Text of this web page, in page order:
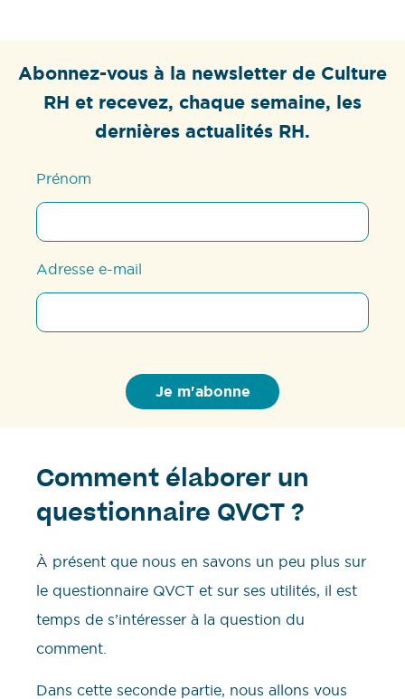
Abonnez-vous à la newsletter de Culture
RH et recevez, chaque semaine, les
dernières actualités RH.
Prénom
Adresse e-mail
Comment élaborer un
questionnaire QVCT ?
À présent que nous en savons un peu plus sur
le questionnaire QVCT et sur ses utilités, il est
temps de s’intéresser à la question du
comment.
Dans cette seconde partie, nous allons vous